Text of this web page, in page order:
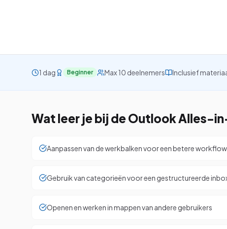
1 dag Beginner Max 10 deelnemers Inclusief
Wat leer je bij de Outlook Alles-
Aanpassen van de werkbalken voor een betere workflow
Gebruik van categorieën voor een gestructureerde
Openen en werken in mappen van andere gebruikers